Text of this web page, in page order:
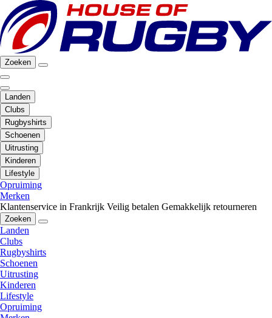
Zoeken
Landen
Clubs
Rugbyshirts
Schoenen
Uitrusting
Kinderen
Lifestyle
Opruiming
Merken
Klantenservice in Frankrijk Veilig betalen Gemakkelijk retourneren
Zoeken
Landen
Clubs
Rugbyshirts
Schoenen
Uitrusting
Kinderen
Lifestyle
Opruiming